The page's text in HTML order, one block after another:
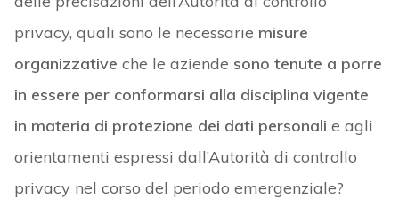
privacy, quali sono le necessarie misure
organizzative che le aziende sono tenute a porre
in essere per conformarsi alla disciplina vigente
in materia di protezione dei dati personali e agli
orientamenti espressi dall’Autorità di controllo
privacy nel corso del periodo emergenziale?